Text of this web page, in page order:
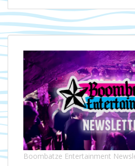
Boombatze Entertainment